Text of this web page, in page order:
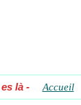
là- Accueil